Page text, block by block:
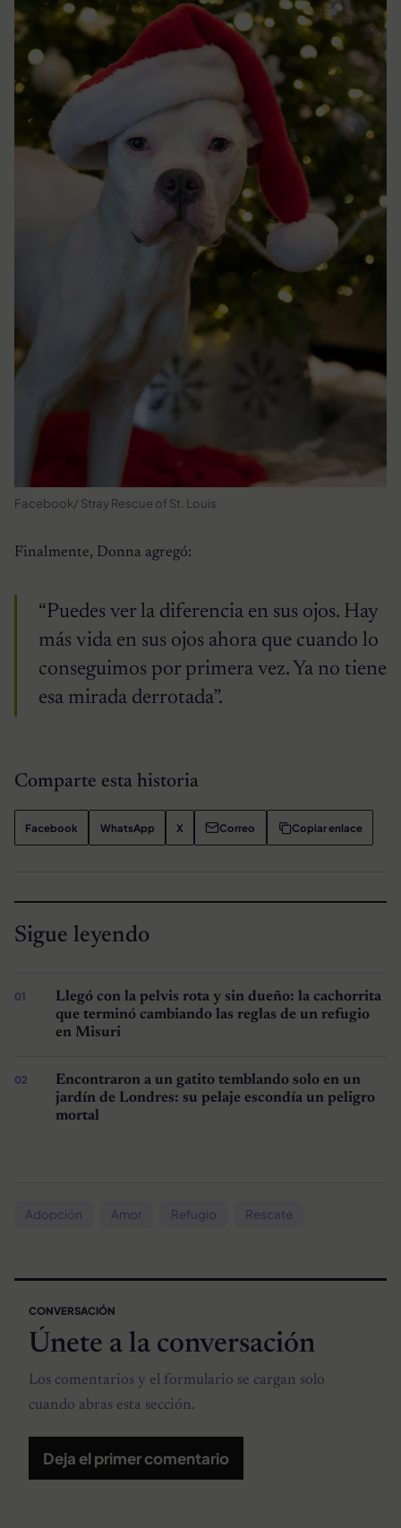
Facebook/ Stray Rescue of St. Louis
Finalmente, Donna agregó:
“Puedes ver la diferencia en sus ojos. Hay
más vida en sus ojos ahora que cuando lo
conseguimos por primera vez. Ya no tiene
esa mirada derrotada”.
Comparte esta historia
Facebook WhatsApp X Correo Copiar enlace
Sigue leyendo
Llegó con la pelvis rota y sin dueño: la cachorrita
que terminó cambiando las reglas de un refugio
en Misuri
Encontraron a un gatito temblando solo en un
jardín de Londres: su pelaje escondía un peligro
mortal
Adopción Amor Refugio Rescate
CONVERSACIÓN
Únete a la conversación
Los comentarios y el formulario se cargan solo
cuando abras esta sección.
Deja el primer comentario